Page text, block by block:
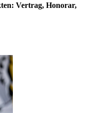
Vertrag, Honorar,